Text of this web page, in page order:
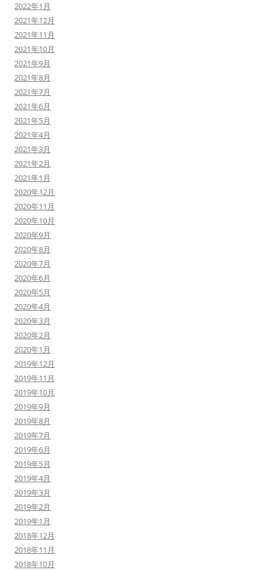
2022年1月
2021年12月
2021年11月
2021年10月
2021年9月
2021年8月
2021年7月
2021年6月
2021年5月
2021年4月
2021年3月
2021年2月
2021年1月
2020年12月
2020年11月
2020年10月
2020年9月
2020年8月
2020年7月
2020年6月
2020年5月
2020年4月
2020年3月
2020年2月
2020年1月
2019年12月
2019年11月
2019年10月
2019年9月
2019年8月
2019年7月
2019年6月
2019年5月
2019年4月
2019年3月
2019年2月
2019年1月
2018年12月
2018年11月
2018年10月